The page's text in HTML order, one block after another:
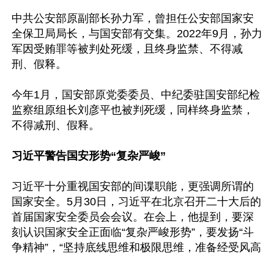
中共公安部原副部长孙力军，曾担任公安部国家安
全保卫局局长，与国安部有交集。2022年9月，孙力
军因受贿罪等被判处死缓，且终身监禁、不得减
刑、假释。
今年1月，国安部原党委委员、中纪委驻国安部纪检
监察组原组长刘彦平也被判死缓，同样终身监禁，
不得减刑、假释。
习近平警告国安形势“复杂严峻”
习近平十分重视国安部的间谍职能，更强调所谓的
国家安全。5月30日，习近平在北京召开二十大后的
首届国家安全委员会会议。在会上，他提到，要深
刻认识国家安全正面临“复杂严峻形势”，要发扬“斗
争精神”，“坚持底线思维和极限思维，准备经受风高